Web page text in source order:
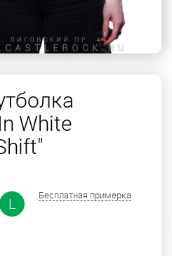
White
L
Бесплатная примерка